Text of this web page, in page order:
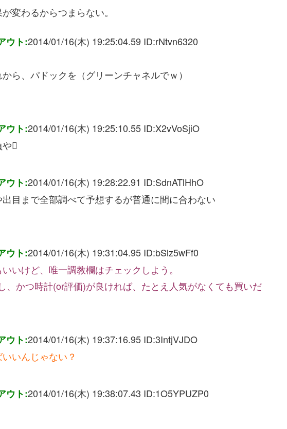
変わるからつまらない。
ウト:2014/01/16(木) 19:25:04.59 ID:rNtvn6320
ら、パドックを（グリーンチャネルでｗ）
ウト:2014/01/16(木) 19:25:10.55 ID:X2vVoSjiO

ウト:2014/01/16(木) 19:28:22.91 ID:SdnATlHhO
目まで全部調べて予想するが普通に間に合わない
ウト:2014/01/16(木) 19:31:04.95 ID:bSlz5wFf0
いけど、唯一調教欄はチェックしよう。
、かつ時計(or評価)が良ければ、たとえ人気がなくても買いだ
ウト:2014/01/16(木) 19:37:16.95 ID:3IntjVJDO
いんじゃない？
ウト:2014/01/16(木) 19:38:07.43 ID:1O5YPUZP0